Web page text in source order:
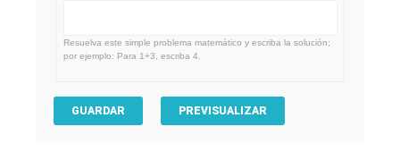
Resuelva este simple problema matemático y escriba la solución;
por ejemplo: Para 1+3, escriba 4.